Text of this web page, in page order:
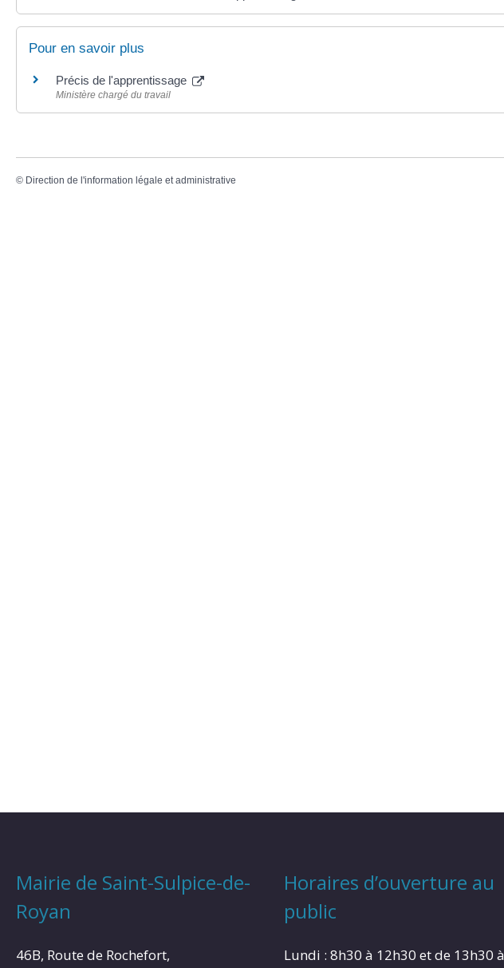
Pour en savoir plus
Précis de l'apprentissage
Ministère chargé du travail
© Direction de l'information légale et administrative
Mairie de Saint-Sulpice-de-
Royan
46B, Route de Rochefort,
Horaires d’ouverture au
public
Lundi : 8h30 à 12h30 et de 13h30 à